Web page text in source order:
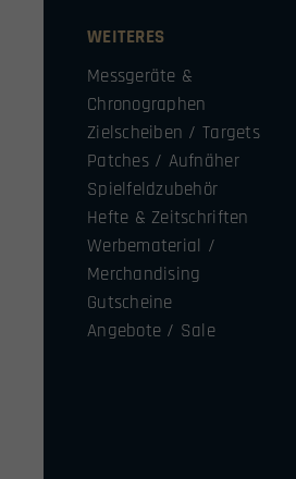
WEITERES
Messgeräte &
Chronographen
Zielscheiben / Targets
Patches / Aufnäher
Spielfeldzubehör
Hefte & Zeitschriften
Werbematerial /
Merchandising
Gutscheine
Angebote / Sale